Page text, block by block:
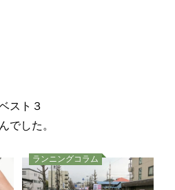
スト３
でした。
ランニングコラム